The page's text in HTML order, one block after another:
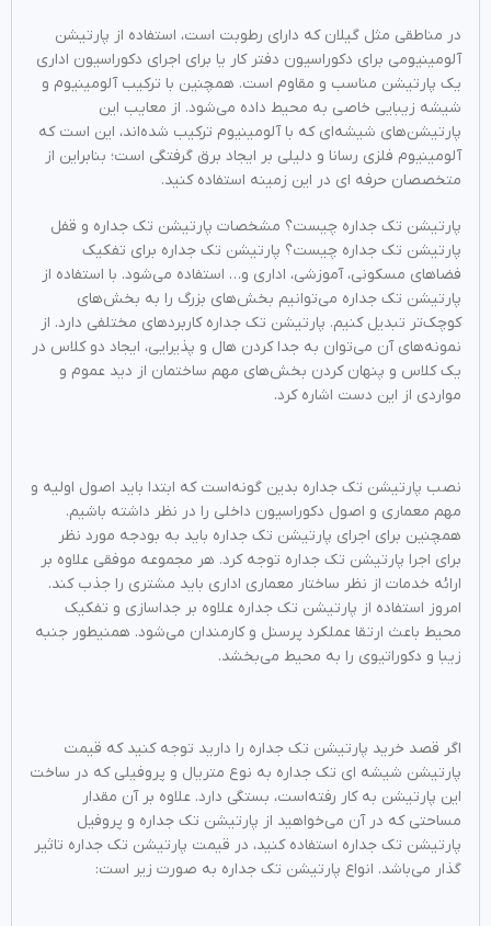
در مناطقی مثل گیلان که دارای رطوبت است، استفاده از پارتیشن
آلومینیومی برای دکوراسیون دفتر کار یا برای اجرای دکوراسیون اداری
یک پارتیشن مناسب و مقاوم است. همچنین با ترکیب آلومینیوم و
شیشه زیبایی خاصی به محیط داده ‌‌می‌شود. از معایب این
پارتیشن‌‌های شیشه‌ای که با آلومینیوم ترکیب شده‌اند، این است که
آلومینیوم فلزی رسانا و دلیلی بر ایجاد برق گرفتگی است؛ بنابراین از
متخصصان حرفه ای در این زمینه استفاده کنید.
پارتیشن تک جداره چیست؟ مشخصات پارتیشن تک جداره و قفل
پارتیشن تک جداره چیست؟ پارتیشن تک جداره برای تفکیک
فضاهای مسکونی، آموزشی، اداری و… استفاده ‌‌می‌شود. با استفاده از
پارتیشن تک جداره ‌‌می‌توانیم بخش‌‌های بزرگ را به بخش‌‌های
کوچک‌تر تبدیل کنیم. پارتیشن تک جداره کاربردهای مختلفی دارد. از
نمونه‌‌های آن ‌‌می‌توان به جدا کردن هال و پذیرایی، ایجاد دو کلاس در
یک کلاس و پنهان کردن بخش‌‌های مهم ساختمان از دید عموم و
مواردی از این دست اشاره کرد.
نصب پارتیشن تک جداره بدین گونه‌است که ابتدا باید اصول اولیه و
مهم معماری و اصول دکوراسیون داخلی را در نظر داشته باشیم.
همچنین برای اجرای پارتیشن تک جداره باید به بودجه مورد نظر
برای اجرا پارتیشن تک جداره توجه کرد. هر مجموعه موفقی علاوه بر
ارائه خدمات از نظر ساختار معماری اداری باید مشتری را جذب کند.
امروز استفاده از پارتیشن تک جداره علاوه بر جداسازی و تفکیک
محیط باعث ارتقا عملکرد پرسنل و کارمندان می‌شود. همنیطور جنبه
زیبا و دکوراتیوی را به محیط می‌بخشد.
اگر قصد خرید پارتیشن تک جداره را دارید توجه کنید که قیمت
پارتیشن شیشه ای تک جداره به نوع متریال و پروفیلی که در ساخت
این پارتیشن به کار رفته‌است، بستگی دارد. علاوه بر آن مقدار
مساحتی که در آن می‌خواهید از پارتیشن تک جداره و پروفیل
پارتیشن تک جداره استفاده کنید، در قیمت پارتیشن تک جداره تاثیر
گذار می‌باشد. انواع پارتیشن تک جداره به صورت زیر است: